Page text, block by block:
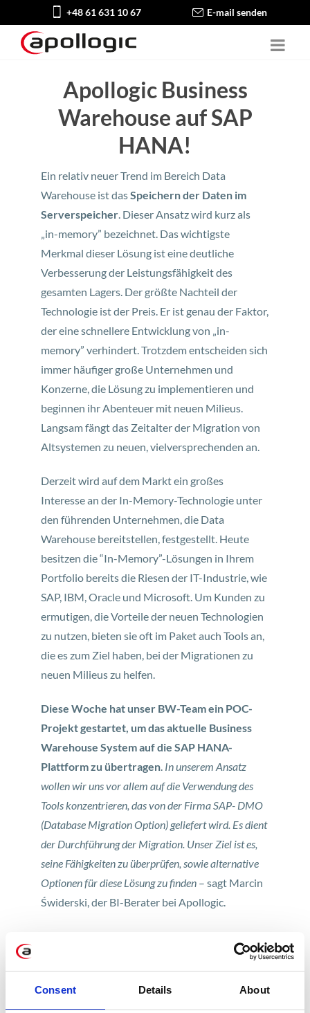
Consent Details About
+48 61 631 10 67 E-mail senden
Apollogic Business
Warehouse auf SAP
HANA!
Ein relativ neuer Trend im Bereich Data
Warehouse ist dasSpeichern der Daten im
Serverspeicher. Dieser Ansatz wird kurz als
„in-memory” bezeichnet. Das wichtigste
Merkmal dieser Lösung ist eine deutliche
Verbesserung der Leistungsfähigkeit des
gesamten Lagers. Der größte Nachteil der
Technologie ist der Preis. Er ist genau der Faktor,
der eine schnellere Entwicklung von „in-
memory” verhindert. Trotzdem entscheiden sich
immer häufiger große Unternehmen und
Konzerne, die Lösung zu implementieren und
beginnen ihr Abenteuer mit neuen Milieus.
Langsam fängt das Zeitalter der Migration von
Altsystemen zu neuen, vielversprechenden an.
Derzeit wird auf dem Markt ein großes
Interesse an der In-Memory-Technologie unter
den führenden Unternehmen, die Data
Warehouse bereitstellen, festgestellt. Heute
besitzen die “In-Memory”-Lösungen in Ihrem
Portfolio bereits die Riesen der IT-Industrie, wie
SAP, IBM, Oracle und Microsoft. Um Kunden zu
ermutigen, die Vorteile der neuen Technologien
zu nutzen, bieten sie oft im Paket auch Tools an,
die es zum Ziel haben, bei der Migrationen zu
neuen Milieus zu helfen.
Diese Woche hat unser BW-Team ein POC-
Projekt gestartet, um das aktuelle Business
Warehouse System auf die SAP HANA-
Plattform zu übertragen In unserem Ansatz
wollen wir uns vor allem auf die Verwendung des
Tools konzentrieren, das von der Firma SAP- DMO
(Database Migration Option) geliefert wird. Es dient
der Durchführung der Migration. Unser Ziel ist es,
seine Fähigkeiten zu überprüfen, sowie alternative
Optionen für diese Lösung zu finden – sagt Marcin
Świderski, der BI-Berater bei Apollogic.
SAP HANA erfahren möchten,
setzen Sie sich mit unseren Experten in
Verbindung.